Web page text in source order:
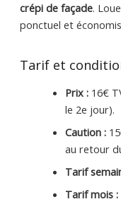
crépi de façade.
ponctuel et
Tarif et
Prix :16€
le 2e jour).
Caution :
au retour
Tarif
Tarif mois :